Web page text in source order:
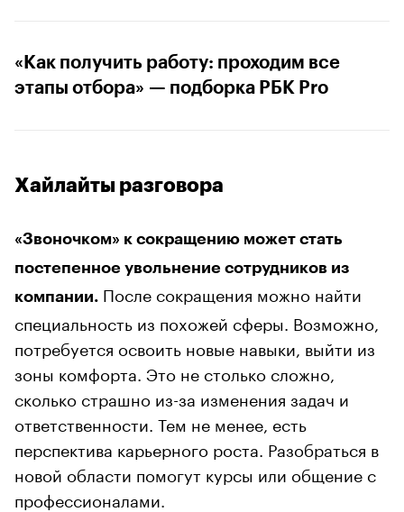
«Как получить работу: проходим все
этапы отбора» — подборка РБК Pro
Хайлайты разговора
«Звоночком» к сокращению может стать
постепенное увольнение сотрудников из
компании. После сокращения можно найти
специальность из похожей сферы. Возможно,
потребуется освоить новые навыки, выйти из
зоны комфорта. Это не столько сложно,
сколько страшно из-за изменения задач и
ответственности. Тем не менее, есть
перспектива карьерного роста. Разобраться в
новой области помогут курсы или общение с
профессионалами.